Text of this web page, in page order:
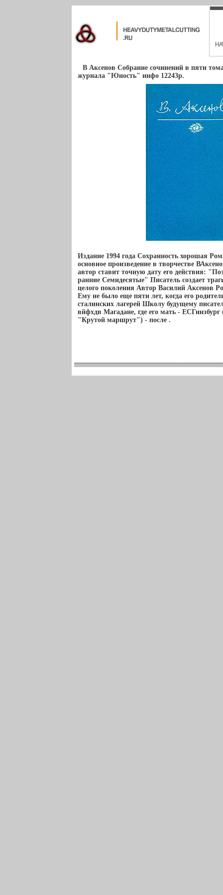
В Аксенов Собрание сочинений в пяти
журнала "Юность" инфо 12243p.
Издание 1994 года Сохранность хорошая
основное произведение в творчестве
автор ставит точную дату его действия:
ранние Семидесятые" Писатель создает
целого поколения Автор Василий Аксенов
Ему не было еще пяти лет, когда его
сталинских лагерей Школу будущему
вйфхдв Магадане, где его мать -
"Крутой маршрут") - после .